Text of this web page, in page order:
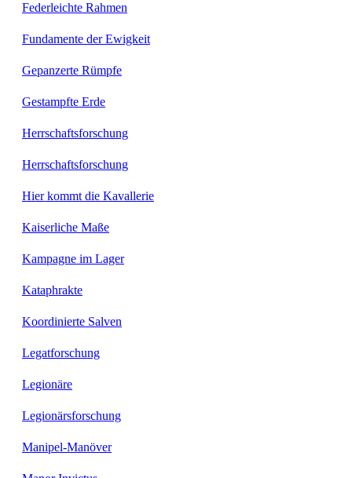
Federleichte Rahmen
Fundamente der Ewigkeit
Gepanzerte Rümpfe
Gestampfte Erde
Herrschaftsforschung
Herrschaftsforschung
Hier kommt die Kavallerie
Kaiserliche Maße
Kampagne im Lager
Kataphrakte
Koordinierte Salven
Legatforschung
Legionäre
Legionärsforschung
Manipel-Manöver